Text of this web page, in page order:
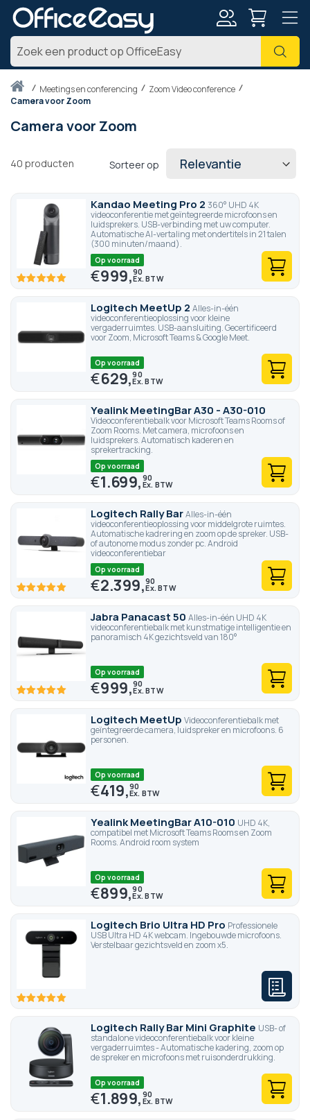
Zoek
Thuismeetings en conferencing
Zoom Video conference
Camera voor Zoom
Camera voor Zoom
40 producten Sorteer op
Kandao Meeting Pro 2 360° UHD 4K
videoconferentie met geïntegreerde microfoons en
luidsprekers. USB-verbinding met uw computer.
Automatische AI-vertaling met ondertitels in 21 talen
(300 minuten/maand).
100 100
Op voorraad
€999,90
Logitech MeetUp 2 Alles-in-één
videoconferentieoplossing voor kleine
vergaderruimtes. USB-aansluiting. Gecertificeerd
voor Zoom, Microsoft Teams & Google Meet.
Op voorraad
€629,90
Yealink MeetingBar A30 - A30-010
Videoconferentiebalk voor Microsoft Teams Rooms of
Zoom Rooms. Met camera, microfoons en
luidsprekers. Automatisch kaderen en
sprekertracking.
Op voorraad
€1.699,90
Logitech Rally BarAlles-in-één
videoconferentieoplossing voor middelgrote ruimtes.
Automatische kadrering en zoom op de spreker. USB-
of autonome modus zonder pc. Android
videoconferentiebar
100 100
Op voorraad
€2.399,90
Jabra Panacast 50 Alles-in-één UHD 4K
videoconferentiebalk met kunstmatige intelligentie en
panoramisch 4K gezichtsveld van 180°
100 100
Op voorraad
€999,90
Logitech MeetUp Videoconferentiebalk met
geïntegreerde camera, luidspreker en microfoons. 6
personen.
Op voorraad
€419,90
Yealink MeetingBar A10-010 UHD 4K,
compatibel met Microsoft Teams Rooms en Zoom
Rooms. Android room system
Op voorraad
€899,90
Logitech Brio Ultra HD Pro Professionele
USB Ultra HD 4K webcam. Ingebouwde microfoons.
Verstelbaar gezichtsveld en zoom x5.
100 100
Logitech Rally Bar Mini Graphite USB- of
standalone videoconferentiebalk voor kleine
vergaderruimtes - Automatische kadering, zoom op
de spreker en microfoons met ruisonderdrukking.
Op voorraad
€1.899,90